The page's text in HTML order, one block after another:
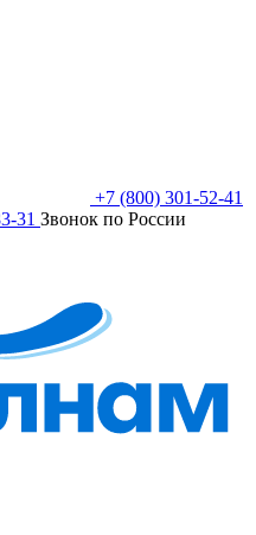
+7 (800) 301-52-41
31 Звонок по России